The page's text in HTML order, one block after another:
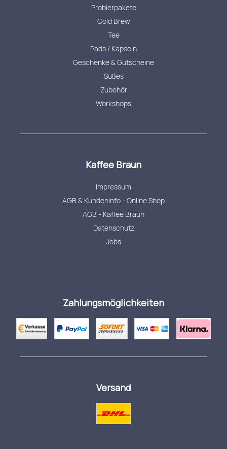
Probierpakete
Cold Brew
Tee
Pads / Kapseln
Geschenke & Gutscheine
Süßes
Zubehör
Workshops
Kaffee Braun
Impressum
AGB & Kundeninfo - Online Shop
AGB - Kaffee Braun
Datenschutz
Jobs
Zahlungsmöglichkeiten
Versand